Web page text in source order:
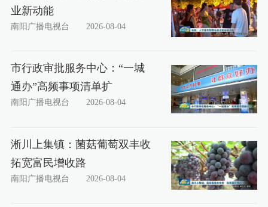
业新动能
南阳广播电视台 2026-08-04
市行政审批服务中心：“一城
通办”高频事项清单扩
南阳广播电视台 2026-08-04
淅川上集镇：菌菇葡萄双丰收
拓宽富民增收路
南阳广播电视台 2026-08-04